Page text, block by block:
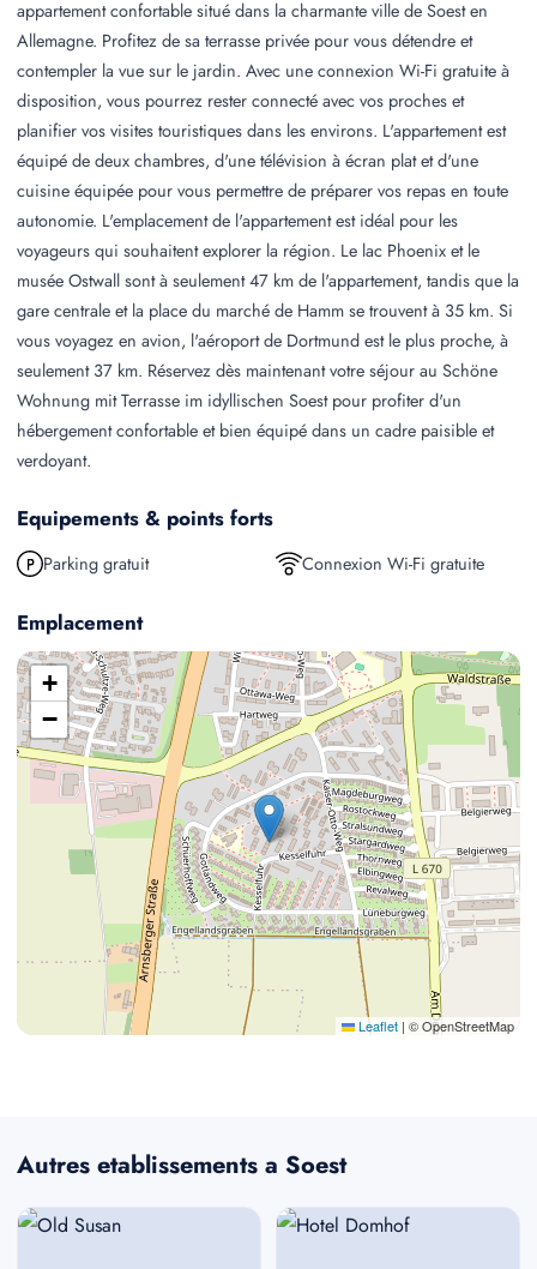
appartement confortable situé dans la charmante ville de Soest en
Allemagne. Profitez de sa terrasse privée pour vous détendre et
contempler la vue sur le jardin. Avec une connexion Wi-Fi gratuite à
disposition, vous pourrez rester connecté avec vos proches et
planifier vos visites touristiques dans les environs. L'appartement est
équipé de deux chambres, d'une télévision à écran plat et d'une
cuisine équipée pour vous permettre de préparer vos repas en toute
autonomie. L'emplacement de l'appartement est idéal pour les
voyageurs qui souhaitent explorer la région. Le lac Phoenix et le
musée Ostwall sont à seulement 47 km de l'appartement, tandis que la
gare centrale et la place du marché de Hamm se trouvent à 35 km. Si
vous voyagez en avion, l'aéroport de Dortmund est le plus proche, à
seulement 37 km. Réservez dès maintenant votre séjour au Schöne
Wohnung mit Terrasse im idyllischen Soest pour profiter d'un
hébergement confortable et bien équipé dans un cadre paisible et
verdoyant.
Equipements & points forts
Parking gratuit Connexion Wi-Fi gratuite
Emplacement
+
−
Leaflet | © OpenStreetMap
Autres etablissements a Soest